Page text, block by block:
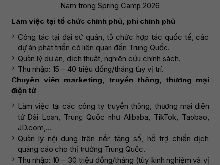
Nam trong Spring Camp 2026
Làm việc tại tổ chức chính phủ, phi chính phủ
Công tác tại đại sứ quán, tổ chức hợp tác quốc tế, các
dự án phát triển có liên quan đến Trung Quốc.
Quản lý dự án, dịch thuật, nghiên cứu chính sách.
Thu nhập: 15 – 40 triệu đồng/tháng tùy vị trí.
Chuyên viên marketing, truyền thông, thương mại
điện tử
Làm việc tại các công ty truyền thông, thương mại điện
tử Đài Loan, Trung Quốc như Alibaba, TikTok, Taobao,
JD.com,…
Quản lý nội dung trên nền tảng số, hỗ trợ chiến dịch
quảng cáo cho thị trường Trung Quốc.
Thu nhập: 10 – 30 triệu đồng/tháng (tùy kinh nghiệm và vị